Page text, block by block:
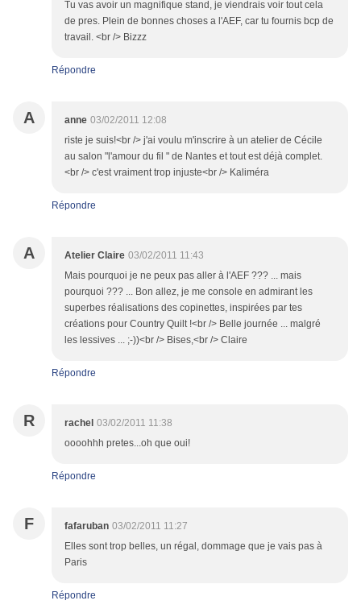
Tu vas avoir un magnifique stand, je viendrais voir tout cela
de pres. Plein de bonnes choses a l'AEF, car tu fournis bcp de
travail. <br /> Bizzz
Répondre
A anne 03/02/2011 12:08
riste je suis!<br /> j'ai voulu m'inscrire à un atelier de Cécile
au salon "l'amour du fil " de Nantes et tout est déjà complet.
<br /> c'est vraiment trop injuste<br /> Kaliméra
Répondre
A Atelier Claire 03/02/2011 11:43
Mais pourquoi je ne peux pas aller à l'AEF ??? ... mais
pourquoi ??? ... Bon allez, je me console en admirant les
superbes réalisations des copinettes, inspirées par tes
créations pour Country Quilt !<br /> Belle journée ... malgré
les lessives ... ;-))<br /> Bises,<br /> Claire
Répondre
R rachel 03/02/2011 11:38
oooohhh pretes...oh que oui!
Répondre
F fafaruban 03/02/2011 11:27
Elles sont trop belles, un régal, dommage que je vais pas à
Paris
Répondre